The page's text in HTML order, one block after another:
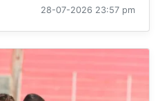
28-07-2026 23:57 pm